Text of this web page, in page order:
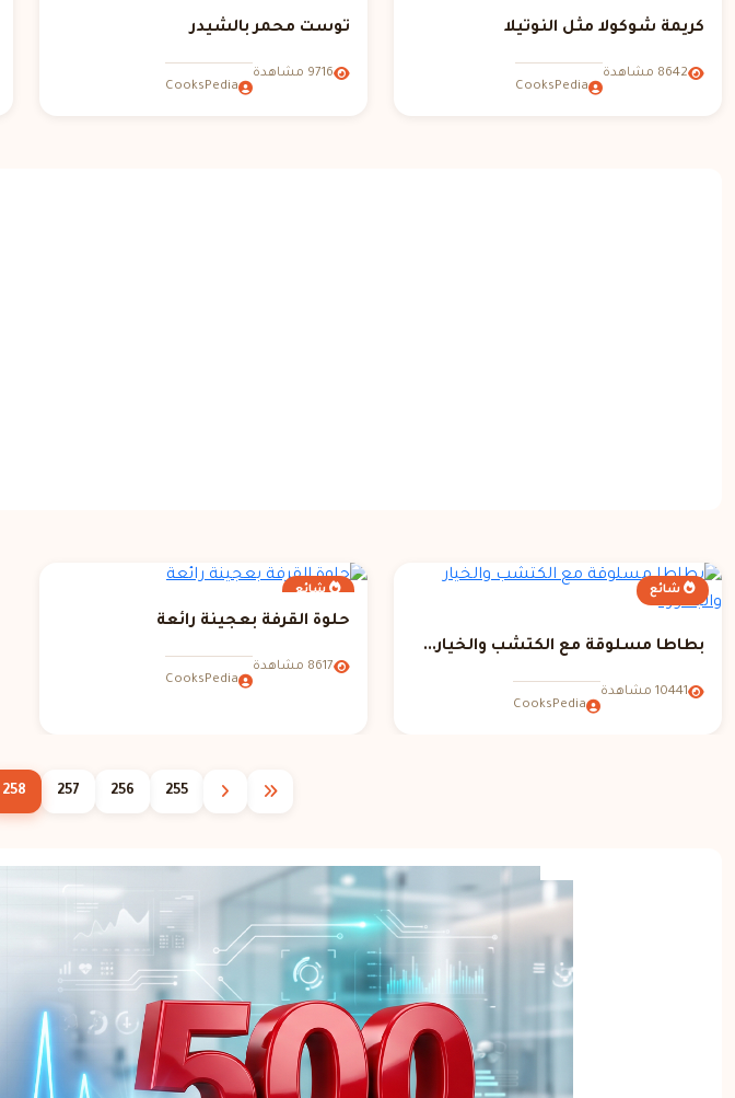
كريمة شوكولا مثل النوتيلا
8642 مشاهدة
CooksPedia
توست محمر بالشيدر
9716 مشاهدة
CooksPedia
شائع
بطاطا مسلوقة مع الكتشب والخيار...
10441 مشاهدة
CooksPedia
شائع
حلوة القرفة بعجينة رائعة
8617 مشاهدة
CooksPedia
255
256
257
258